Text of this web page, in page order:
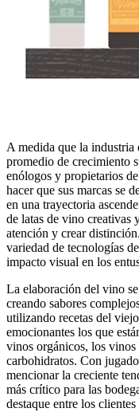
A medida que la
promedio de crecimiento
enólogos y propietarios
hacer que sus marcas se
en una trayectoria
de latas de vino creativas
atención y crear
variedad de tecnologías
impacto visual en los
La elaboración del vino
creando sabores
utilizando recetas del
emocionantes los que
vinos orgánicos, los
carbohidratos. Con
mencionar la creciente
más crítico para las
destaque entre los